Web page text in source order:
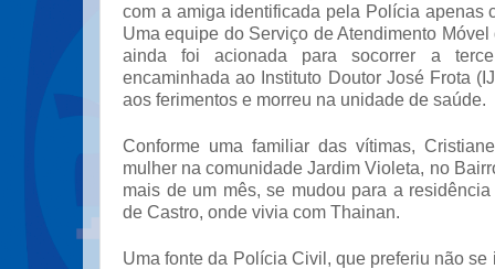
com a amiga identificada pela Polícia apenas
Uma equipe do Serviço de Atendimento
ainda foi acionada para socorrer a
encaminhada ao Instituto Doutor José Frota
aos ferimentos e morreu na unidade de saúde.
Conforme uma familiar das vítimas,
mulher na comunidade Jardim Violeta, no
mais de um mês, se mudou para a
de Castro, onde vivia com Thainan.
Uma fonte da Polícia Civil, que preferiu não se